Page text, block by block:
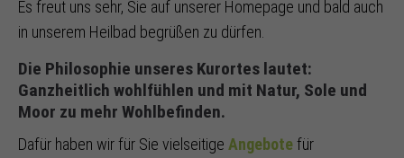
Es freut uns sehr, Sie auf unserer Homepage und bald auch
in unserem Heilbad begrüßen zu dürfen.
Die Philosophie unseres Kurortes lautet:
Ganzheitlich wohlfühlen und mit Natur, Sole und
Moor zu mehr Wohlbefinden.
Dafür haben wir für Sie vielseitige Angebotefür